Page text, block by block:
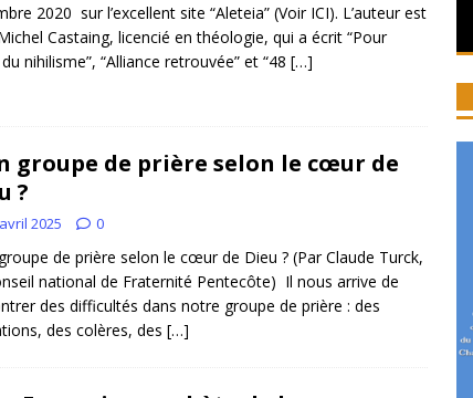
eu la grâce d’être visité par Dieu”
GUERISON, DELIVRANCE
joie soit parfaite ! Jn 15, 11 ACCOMPAGNEMENT SPIRITUEL
2020 sur l’excellent site “Aleteia” (Voir ICI). L’auteur est
Castaing, licencié en théologie, qui a écrit “Pour
nihilisme”, “Alliance retrouvée” et “48 […]
groupe de prière selon le cœur de
?
2025 0
de prière selon le cœur de Dieu ? (Par Claude Turck,
national de Fraternité Pentecôte) Il nous arrive de
des difficultés dans notre groupe de prière : des
des colères, des […]